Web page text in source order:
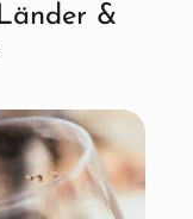
&